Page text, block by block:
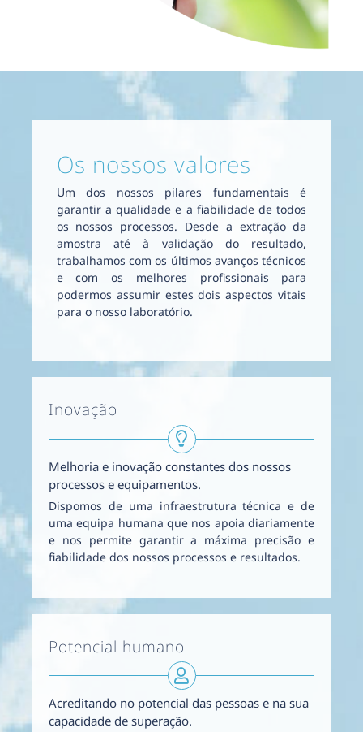
Os nossos valores
Um dos nossos pilares fundamentais é
garantir a qualidade e a fiabilidade de todos
os nossos processos. Desde a extração da
amostra até à validação do resultado,
trabalhamos com os últimos avanços técnicos
e com os melhores profissionais para
podermos assumir estes dois aspectos vitais
para o nosso laboratório.
Inovação
Melhoria e inovação constantes dos nossos
processos e equipamentos.
Dispomos de uma infraestrutura técnica e de
uma equipa humana que nos apoia diariamente
e nos permite garantir a máxima precisão e
fiabilidade dos nossos processos e resultados.
Potencial humano
Acreditando no potencial das pessoas e na sua
capacidade de superação.